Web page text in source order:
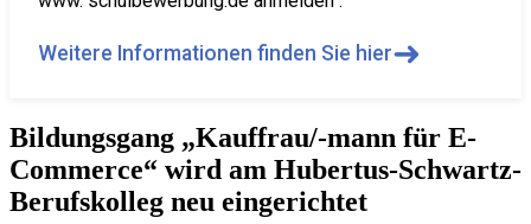
Weitere Informationen finden Sie hier➜
Bildungsgang „Kauffrau/-mann für E-
Commerce“ wird am Hubertus-Schwartz-
Berufskolleg neu eingerichtet